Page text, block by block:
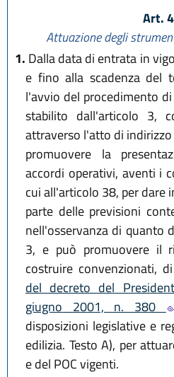
Art. 4
Attuazione degli
1. Dalla data di entrata in
e fino alla scadenza del
l'avvio del procedimento
stabilito dall'articolo 3,
attraverso l'atto di
promuovere la
accordi operativi, aventi i
cui all'articolo 38, per dare
parte delle previsioni
nell'osservanza di quanto
3, e può promuovere il
costruire convenzionati,
del decreto del
giugno 2001, n. 380
disposizioni legislative e
edilizia. Testo A), per
e del POC vigenti.